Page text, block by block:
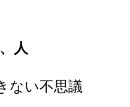
人
ない不思議